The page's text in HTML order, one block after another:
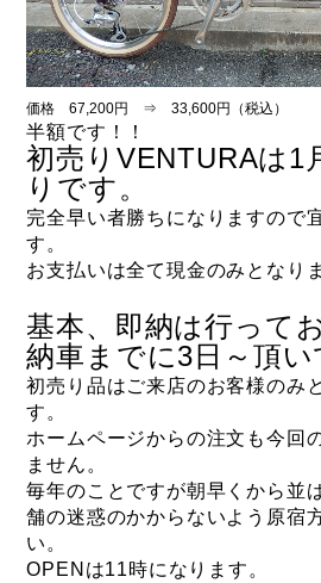
価格 67,200円 ⇒ 33,600円（税込）
半額です！！
初売りVENTURAは1
りです。
完全早い者勝ちになりますので
す。
お支払いは全て現金のみとなり
基本、即納は行って
納車までに3日～頂い
初売り品はご来店のお客様のみ
す。
ホームページからの注文も今回
ません。
毎年のことですが朝早くから並
舗の迷惑のかからないよう原宿
い。
OPENは11時になります。